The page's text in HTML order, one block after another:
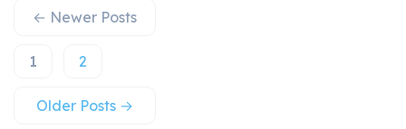
le […]
← Newer Posts
1 2
Older Posts →